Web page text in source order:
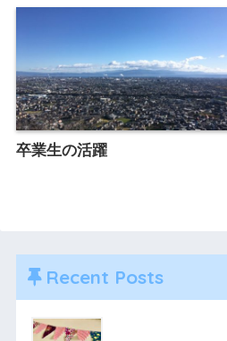
卒業生の活躍
Recent Posts